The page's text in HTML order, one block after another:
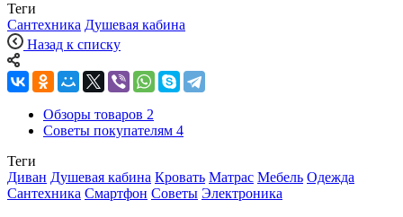
Теги
Сантехника Душевая кабина
Назад к списку
Обзоры товаров 2
Советы покупателям 4
Теги
Диван Душевая кабина Кровать Матрас Мебель Одежда
Сантехника Смартфон Советы Электроника